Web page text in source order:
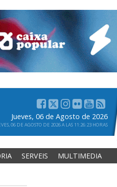
Jueves, 06 de Agosto de 2026
06 DE AGOSTO DE 2026 A LAS 11:26:23 HORAS
SERVEIS MULTIMEDIA